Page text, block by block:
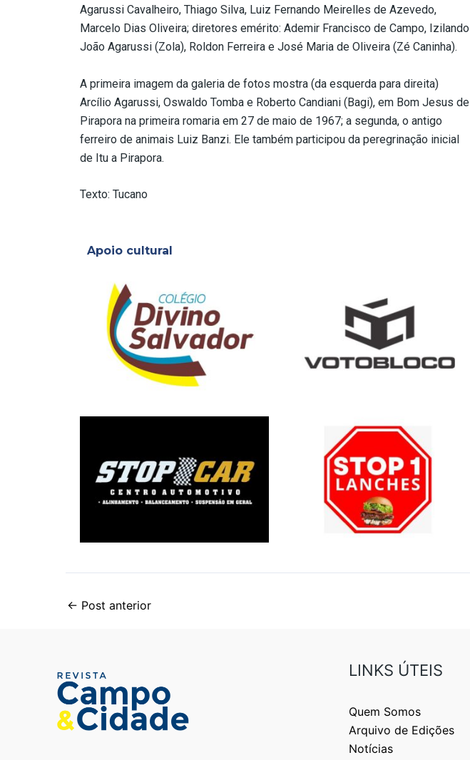
Agarussi Cavalheiro, Thiago Silva, Luiz Fernando Meirelles de Azevedo,
Marcelo Dias Oliveira; diretores emérito: Ademir Francisco de Campo, Izilando
João Agarussi (Zola), Roldon Ferreira e José Maria de Oliveira (Zé Caninha).
A primeira imagem da galeria de fotos mostra (da esquerda para direita)
Arcílio Agarussi, Oswaldo Tomba e Roberto Candiani (Bagi), em Bom Jesus de
Pirapora na primeira romaria em 27 de maio de 1967; a segunda, o antigo
ferreiro de animais Luiz Banzi. Ele também participou da peregrinação inicial
de Itu a Pirapora.
Texto: Tucano
Apoio cultural
← Post anterior
LINKS ÚTEIS
Quem Somos
Arquivo de Edições
Notícias